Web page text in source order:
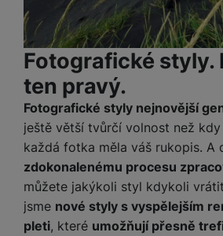
Fotografické styly.
ten pravý.
Fotografické styly nejnovější
ještě větší tvůrčí volnost než
každá fotka měla váš rukopis. A
zdokonalenému procesu
můžete jakýkoli styl kdykoli
jsme nové styly s vyspělejším
pleti, které umožňují přesně